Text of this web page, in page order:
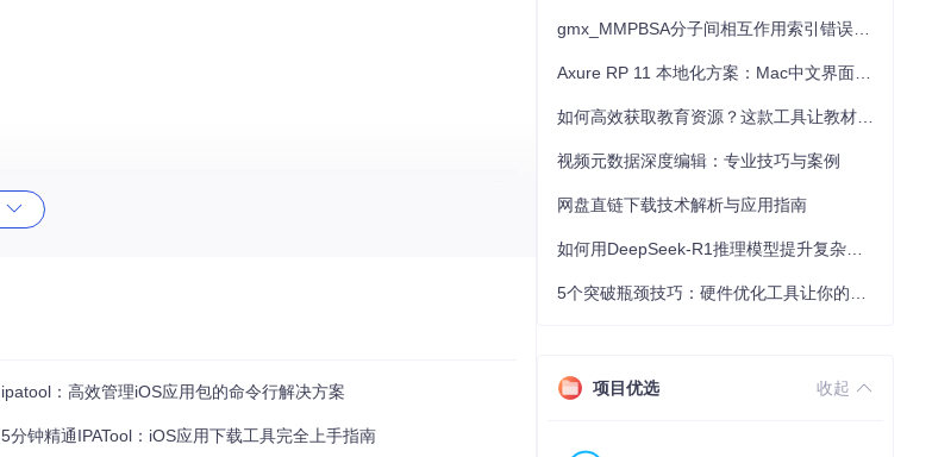
ipatool：高效管理iOS应用包的命令行解决方案
5分钟精通IPATool：iOS应用下载工具完全上手指南
视频元数据深度编辑：专业技巧与案例
网盘直链下载技术解析与应用指南
项目优选 收起